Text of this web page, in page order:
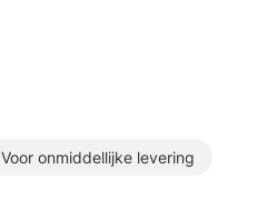
Voor onmiddellijke levering